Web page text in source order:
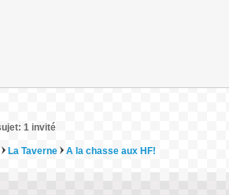
1 invité
La Taverne A la chasse aux HF!